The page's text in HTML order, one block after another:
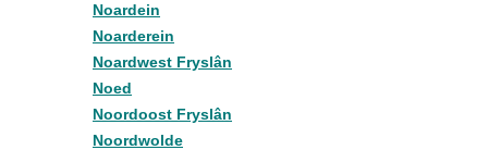
Noardein
Noarderein
Noardwest Fryslân
Noed
Noordoost Fryslân
Noordwolde